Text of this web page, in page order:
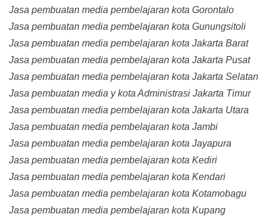
Jasa pembuatan media pembelajaran kota Gorontalo
Jasa pembuatan media pembelajaran kota Gunungsitoli
Jasa pembuatan media pembelajaran kota Jakarta Barat
Jasa pembuatan media pembelajaran kota Jakarta Pusat
Jasa pembuatan media pembelajaran kota Jakarta Selatan
Jasa pembuatan media y kota Administrasi Jakarta Timur
Jasa pembuatan media pembelajaran kota Jakarta Utara
Jasa pembuatan media pembelajaran kota Jambi
Jasa pembuatan media pembelajaran kota Jayapura
Jasa pembuatan media pembelajaran kota Kediri
Jasa pembuatan media pembelajaran kota Kendari
Jasa pembuatan media pembelajaran kota Kotamobagu
Jasa pembuatan media pembelajaran kota Kupang